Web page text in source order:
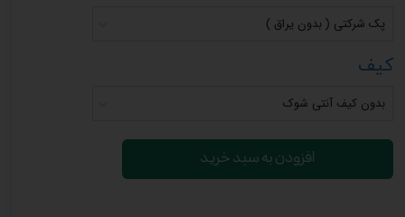
پک شرکتی ( بدون یراق )
کیف
بدون کیف آنتی شوک
افزودن به سبد خرید